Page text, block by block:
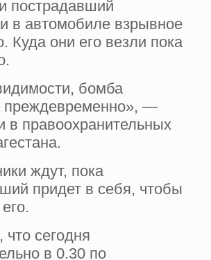
пострадавший
в автомобиле взрывное
Куда они его везли пока
бомба
преждевременно», —
в правоохранительных
ждут, пока
придет в себя, чтобы
сегодня
в 0.30 по